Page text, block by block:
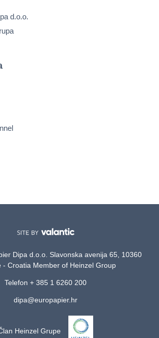
d.o.o.
Dipa d.o.o. Slavonska avenija 65, 10360
- Croatia Member of Heinzel Group
Telefon + 385 1 6260 200
dipa@europapier.hr
Heinzel Grupe